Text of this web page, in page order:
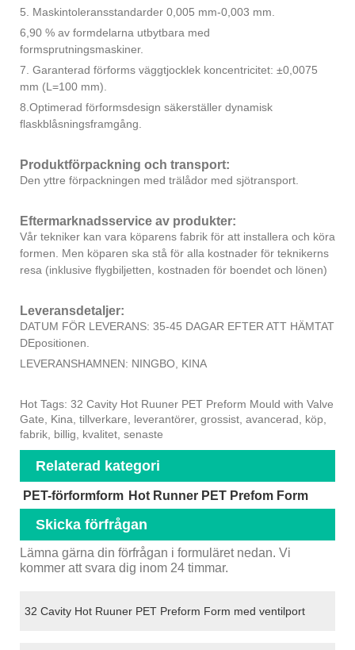
5. Maskintoleransstandarder 0,005 mm-0,003 mm.
6,90 % av formdelarna utbytbara med
formsprutningsmaskiner.
7. Garanterad förforms väggtjocklek koncentricitet: ±0,0075
mm (L=100 mm).
8.Optimerad förformsdesign säkerställer dynamisk
flaskblåsningsframgång.
Produktförpackning och transport:
Den yttre förpackningen med trälådor med sjötransport.
Eftermarknadsservice av produkter:
Vår tekniker kan vara köparens fabrik för att installera och köra
formen. Men köparen ska stå för alla kostnader för teknikerns
resa (inklusive flygbiljetten, kostnaden för boendet och lönen)
Leveransdetaljer:
DATUM FÖR LEVERANS: 35-45 DAGAR EFTER ATT HÄMTAT
DEpositionen.
LEVERANSHAMNEN: NINGBO, KINA
Hot Tags: 32 Cavity Hot Ruuner PET Preform Mould with Valve
Gate, Kina, tillverkare, leverantörer, grossist, avancerad, köp,
fabrik, billig, kvalitet, senaste
Relaterad kategori
PET-förformform Hot Runner PET Prefom Form
Skicka förfrågan
Lämna gärna din förfrågan i formuläret nedan. Vi
kommer att svara dig inom 24 timmar.